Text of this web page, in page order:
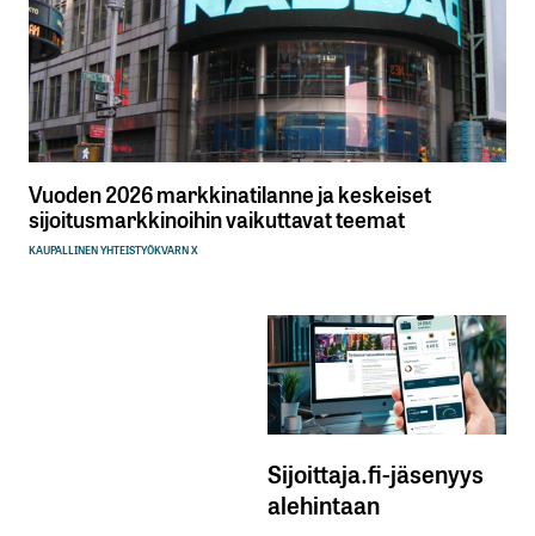
Vuoden 2026 markkinatilanne ja keskeiset
sijoitusmarkkinoihin vaikuttavat teemat
KAUPALLINEN YHTEISTYÖKVARN X
Sijoittaja.fi-jäsenyys
alehintaan